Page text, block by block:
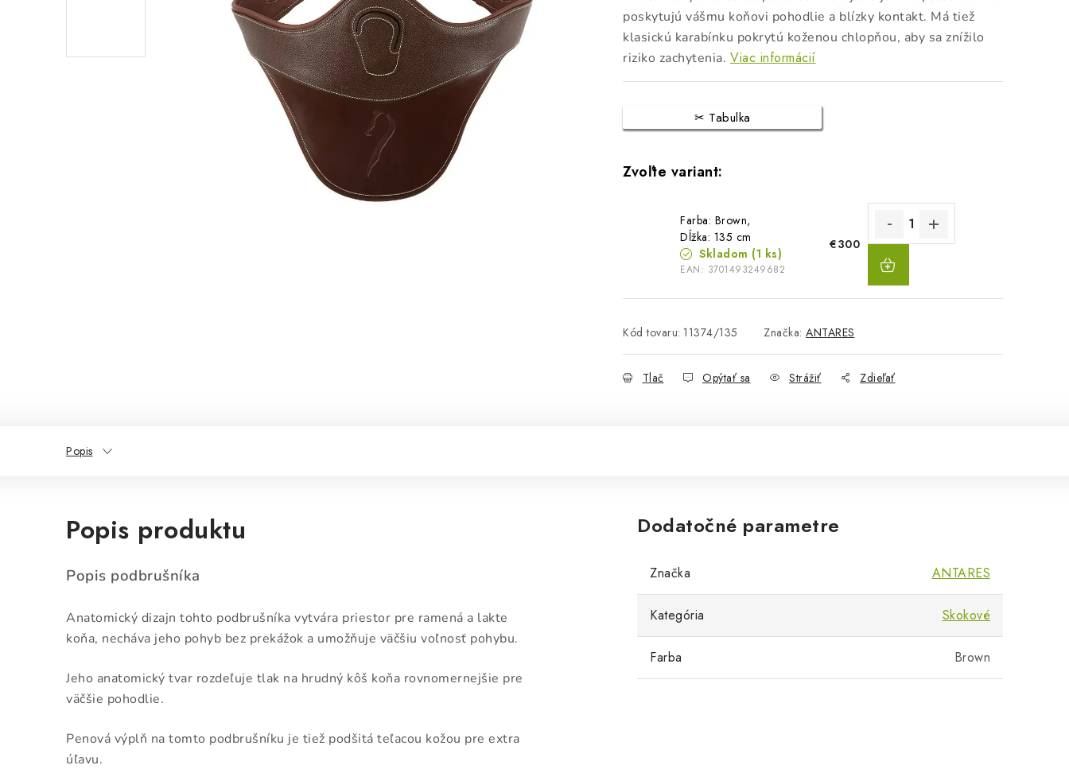
poskytujú vášmu koňovi pohodlie a blízky kontakt. Má tiež
klasickú karabínku pokrytú koženou chlopňou, aby sa znížilo
riziko zachytenia. Viac informácií
Tabulka
Farba: Brown,
Dĺžka: 135 cm
Skladom (1 ks)
EAN: 3701493249682
€300
Kód tovaru: 11374/135 Značka: ANTARES
Tlač Opýtať sa Strážiť Zdieľať
Popis
Popis produktu
Popis podbrušníka
Anatomický dizajn tohto podbrušníka vytvára priestor pre ramená a lakte
koňa, necháva jeho pohyb bez prekážok a umožňuje väčšiu voľnosť pohybu.
Jeho anatomický tvar rozdeľuje tlak na hrudný kôš koňa rovnomernejšie pre
väčšie pohodlie.
Penová výplň na tomto podbrušníku je tiež podšitá teľacou kožou pre extra
úľavu.
Dodatočné parametre
Značka ANTARES
Kategória Skokové
Farba Brown